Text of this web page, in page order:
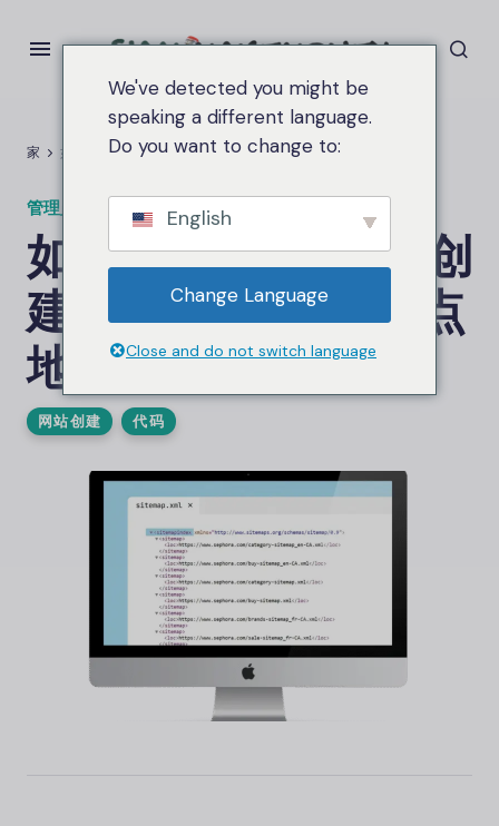
家 如何使用自己的代码创建sitemap.xml（站点地图索引文件）
管理员 8 月 17, 2025 2.7钾 视图
如何使用自己的代码创
建sitemap.xml（站点
地图索引文件）
网站创建 代码
We've detected you might be
speaking a different language.
Do you want to change to:
English
Change Language
Close and do not switch language